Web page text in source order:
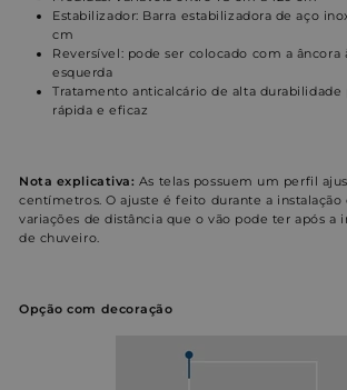
Estabilizador: Barra estabilizadora de aço
cm
Reversível: pode ser colocado com a âncora
esquerda
Tratamento anticalcário de alta durabilidade
rápida e eficaz
Nota explicativa: As telas possuem um perfil
centímetros. O ajuste é feito durante a
variações de distância que o vão pode ter após a
de chuveiro.
Opção com decoração